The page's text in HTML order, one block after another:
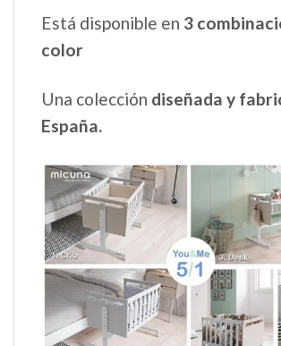
Está disponible en 3
color
Una colección diseñada y
España.